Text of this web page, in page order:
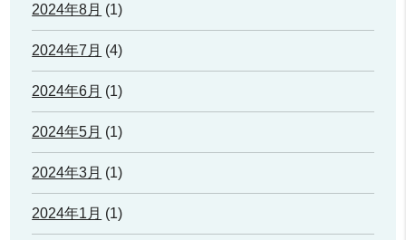
2024年8月 (1)
2024年7月 (4)
2024年6月 (1)
2024年5月 (1)
2024年3月 (1)
2024年1月 (1)